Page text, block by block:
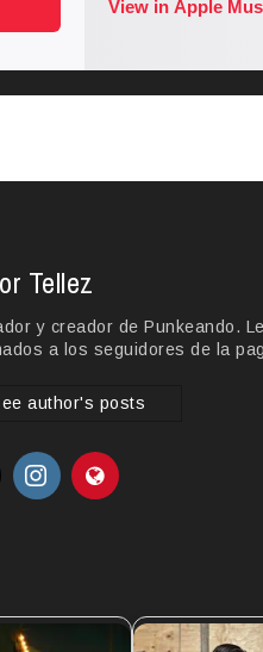
Tellez
y creador de Punkeando.
a los seguidores de la
author's posts